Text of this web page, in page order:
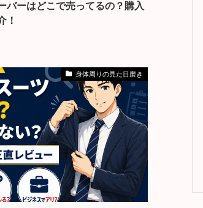
バーはどこで売ってるの？購入
！
身体周りの見た目磨き